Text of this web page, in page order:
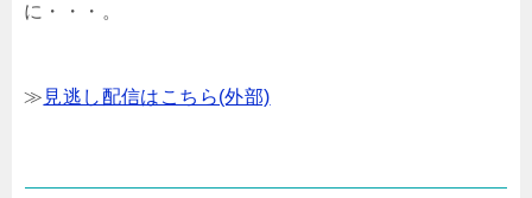
に・・・。
≫ 見逃し配信はこちら(外部)